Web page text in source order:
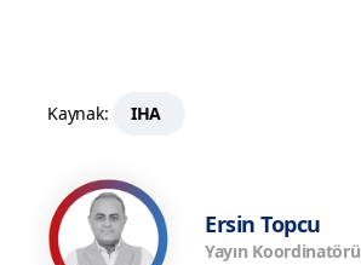
Kaynak: IHA
Ersin Topcu
Yayın Koordinatörü